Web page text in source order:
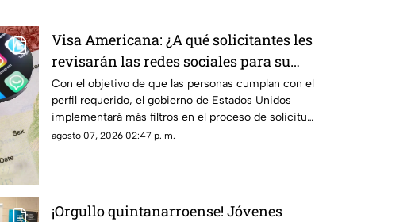
Visa Americana: ¿A qué solicitantes les
revisarán las redes sociales para su
proceso?
Con el objetivo de que las personas cumplan con el
perfil requerido, el gobierno de Estados Unidos
implementará más filtros en el proceso de solicitud
de una visa americana y uno de ellos es que
agosto 07, 2026 02:47 p. m.
¡Orgullo quintanarroense! Jóvenes